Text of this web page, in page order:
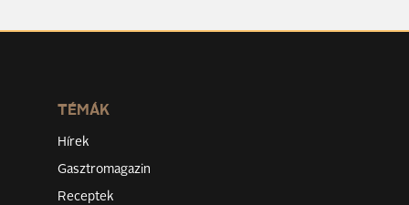
TÉMÁK
Hírek
Gasztromagazin
Receptek